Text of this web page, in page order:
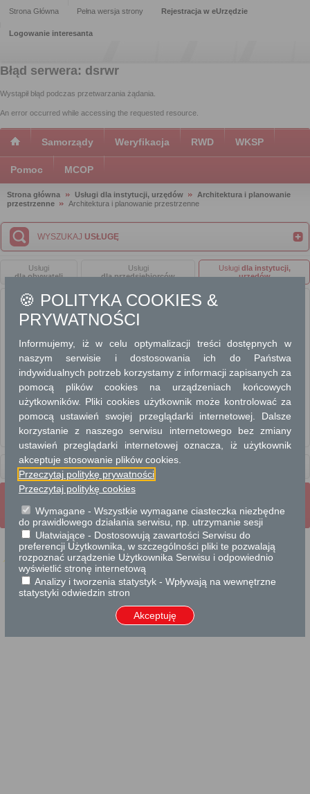
Strona Główna Pełna wersja strony Rejestracja w eUrzędzie
Logowanie interesanta
Błąd serwera: dsrwr
Wystąpił błąd podczas przetwarzania żądania.
An error occurred while accessing the requested resource.
Samorządy Weryfikacja RWD WKSP
Pomoc MCOP
Strona główna Usługi dla instytucji, urzędów
Architektura i planowanie
przestrzenne
Architektura i planowanie przestrzenne
WYSZUKAJ USŁUGĘ
Usługi
dla obywateli
Usługi
dla przedsiębiorców
Usługi dla instytucji,
urzędów
BUDOWNICTWO
PLANOWANIE PRZESTRZENNE
WYDANIE DECYZJI O USTALENIU LOKALIZACJI INWESTYCJI CELU
PUBLICZNEGO
WYPIS I WYRYS Z MIEJSCOWEGO PLANU ZAGOSPODAROWANIA
ZAŚWIADCZENIE DOTYCZĄCE MPZP OBOWIĄZUJĄCEGO do 31 grudnia
2003r
Usługidla instytucji,
urzędów
Strona mobilna
Pełna wersja strony
Projekt współfinansowany przez Unię Europejską ze środków Europejskiego
Funduszu Rozwoju Regionalnego w ramach Regionalnego Programu Operacyjnego
Województwa Mazowieckiego 2007-2013.
🍪 POLITYKA COOKIES &
PRYWATNOŚCI
Informujemy, iż w celu optymalizacji treści dostępnych w
naszym serwisie i dostosowania ich do Państwa
indywidualnych potrzeb korzystamy z informacji zapisanych za
pomocą plików cookies na urządzeniach końcowych
użytkowników. Pliki cookies użytkownik może kontrolować za
pomocą ustawień swojej przeglądarki internetowej. Dalsze
korzystanie z naszego serwisu internetowego bez zmiany
ustawień przeglądarki internetowej oznacza, iż użytkownik
akceptuje stosowanie plików cookies.
Przeczytaj politykę prywatności
Przeczytaj politykę cookies
Wymagane - Wszystkie wymagane ciasteczka niezbędne
do prawidłowego działania serwisu, np. utrzymanie sesji
Ułatwiające - Dostosowują zawartości Serwisu do
preferencji Użytkownika, w szczególności pliki te pozwalają
rozpoznać urządzenie Użytkownika Serwisu i odpowiednio
wyświetlić stronę internetową
Analizy i tworzenia statystyk - Wpływają na wewnętrzne
statystyki odwiedzin stron
Akceptuję